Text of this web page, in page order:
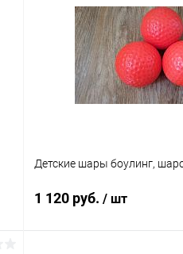
Детские шары боулинг,
1 120 руб. / шт